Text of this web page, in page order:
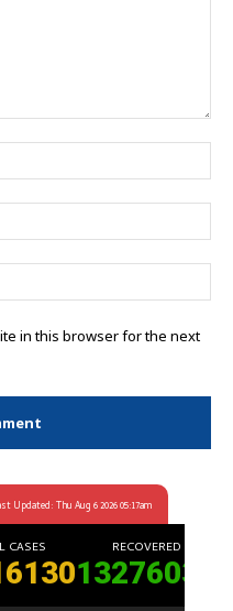
in this browser for the next